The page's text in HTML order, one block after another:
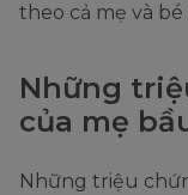
theo cả mẹ và
Những
của mẹ
Những triệu